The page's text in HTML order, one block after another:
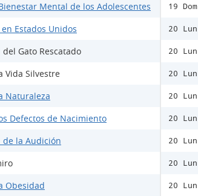
Mental de los Adolescentes
Estados Unidos
Gato Rescatado
Vida Silvestre
Naturaleza
Defectos de Nacimiento
la Audición
Obesidad
19 Dom
20 Lun
20 Lun
20 Lun
20 Lun
20 Lun
20 Lun
20 Lun
20 Lun